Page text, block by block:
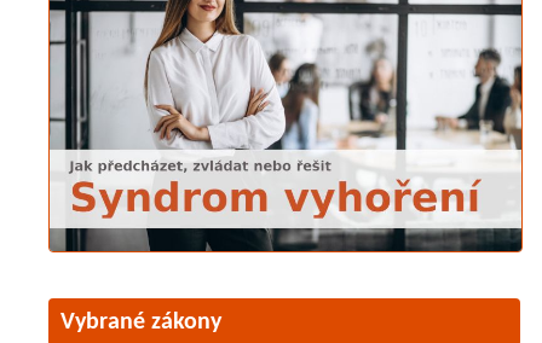
Vybrané zákony